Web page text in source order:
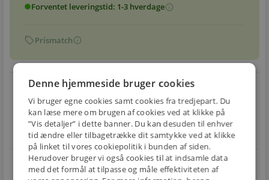
circleForventet leveringstid: 1-3 hverdageinfo
sellPrismatchinfo
E-MÆRKET
Handle trygt hos
local_shipping
BILLIG
FRAGT
Fra 49,00 kr.
restart_alt
30 DAGES
RETUR
Nem returnering
star4.1 på Trustpilot 11,691 anmeldelser
Denne hjemmeside bruger cookies
Vi bruger egne cookies samt cookies fra tredjepart. Du
kan læse mere om brugen af cookies ved at klikke på
”Vis detaljer” i dette banner. Du kan desuden til enhver
tid ændre eller tilbagetrække dit samtykke ved at klikke
på linket til vores cookiepolitik i bunden af siden.
Herudover bruger vi også cookies til at indsamle data
med det formål at tilpasse og måle effektiviteten af